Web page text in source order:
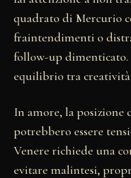
quadrato di Mercurio
fraintendimenti o
follow-up dimenticato.
equilibrio tra creatività
In amore, la posizione
potrebbero essere
Venere richiede una
evitare malintesi,